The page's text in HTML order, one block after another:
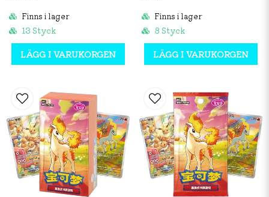
Finns i lager
13 Styck
LÄGG I VARUKORGEN
Finns i lager
8 Styck
LÄGG I VARUKORGEN